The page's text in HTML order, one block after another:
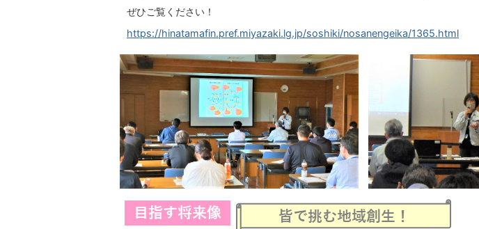
ぜひご覧ください！
https://hinatamafin.pref.miyazaki.lg.jp/soshiki/nosanengeika/1365.html